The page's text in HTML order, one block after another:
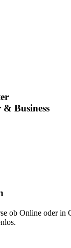
Business
ob Online oder